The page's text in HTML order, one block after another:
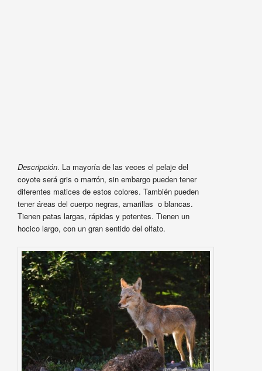
Descripción. La mayoría de las veces el pelaje del
coyote será gris o marrón, sin embargo pueden tener
diferentes matices de estos colores. También pueden
tener áreas del cuerpo negras, amarillas o blancas.
Tienen patas largas, rápidas y potentes. Tienen un
hocico largo, con un gran sentido del olfato.